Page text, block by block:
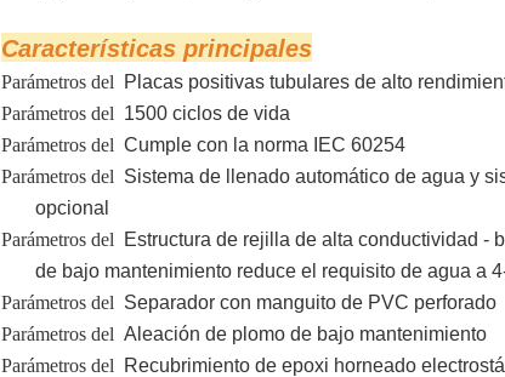
Características principales
Parámetros del
Placas positivas tubulares de alto
Parámetros del 1500 ciclos de vida
Parámetros del Cumple con la norma IEC 60254
Parámetros del Sistema de llenado automático de agua y
opcional
Parámetros del
Estructura de rejilla de alta conductividad -
de bajo mantenimiento reduce el requisito de agua a
Parámetros del Separador con manguito de PVC perforado
Parámetros del Aleación de plomo de bajo mantenimiento
Parámetros del
Recubrimiento de epoxi horneado